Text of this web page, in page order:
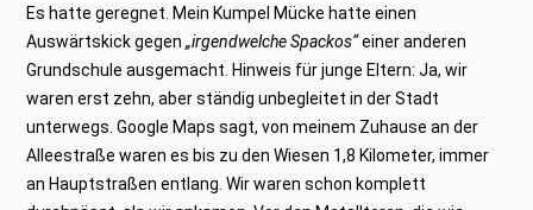
Es hatte geregnet. Mein Kumpel Mücke hatte einen
Auswärtskick gegen„irgendwelche Spackos“einer anderen
Grundschule ausgemacht. Hinweis für junge Eltern: Ja, wir
waren erst zehn, aber ständig unbegleitet in der Stadt
unterwegs. Google Maps sagt, von meinem Zuhause an der
Alleestraße waren es bis zu den Wiesen 1,8 Kilometer, immer
an Hauptstraßen entlang. Wir waren schon komplett